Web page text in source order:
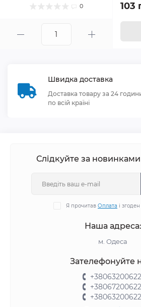
0 103
Швидка доставка
Доставка товару за 24
по всій країні
Слідкуйте за новинками
Я прочитав Оплата і
Наша адреса:
м. Одеса
Зателефонуйте